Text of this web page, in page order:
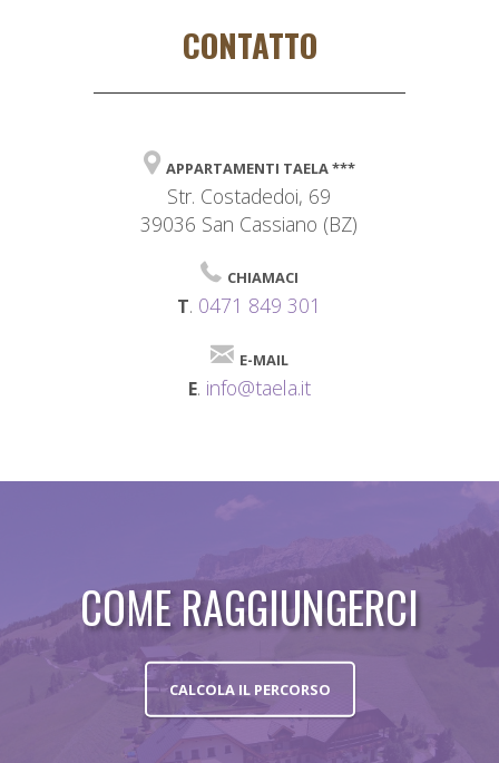
CONTATTO
APPARTAMENTI TAELA ***
Str. Costadedoi, 69
39036 San Cassiano (BZ)
CHIAMACI
T. 0471 849 301
E-MAIL
E. info@taela.it
COME RAGGIUNGERCI
CALCOLA IL PERCORSO